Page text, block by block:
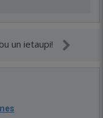
un ietaupi!